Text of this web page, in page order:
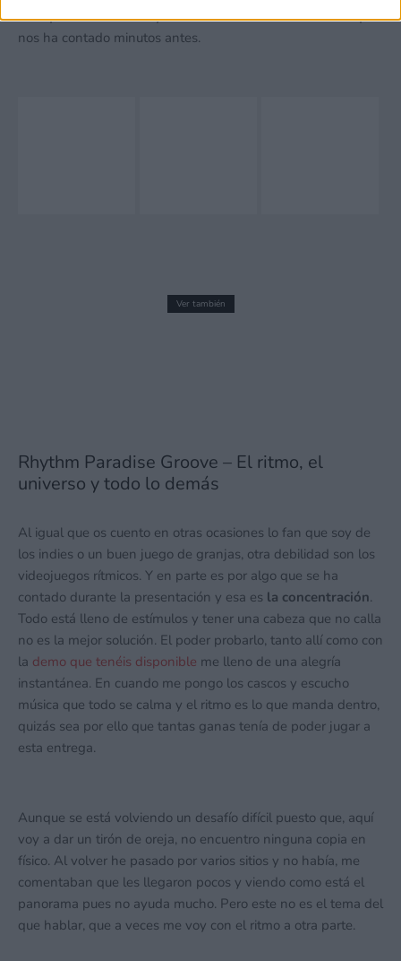
arte que tiene al bailar y entender con solo verle todo lo que
nos ha contado minutos antes.
Ver también
Rhythm Paradise Groove – El ritmo, el
universo y todo lo demás
Al igual que os cuento en otras ocasiones lo fan que soy de
los indies o un buen juego de granjas, otra debilidad son los
videojuegos rítmicos. Y en parte es por algo que se ha
contado durante la presentación y esa es la concentración.
Todo está lleno de estímulos y tener una cabeza que no calla
no es la mejor solución. El poder probarlo, tanto allí como con
la demo que tenéis disponible me lleno de una alegría
instantánea. En cuando me pongo los cascos y escucho
música que todo se calma y el ritmo es lo que manda dentro,
quizás sea por ello que tantas ganas tenía de poder jugar a
esta entrega.
Aunque se está volviendo un desafío difícil puesto que, aquí
voy a dar un tirón de oreja, no encuentro ninguna copia en
físico. Al volver he pasado por varios sitios y no había, me
comentaban que les llegaron pocos y viendo como está el
panorama pues no ayuda mucho. Pero este no es el tema del
que hablar, que a veces me voy con el ritmo a otra parte.